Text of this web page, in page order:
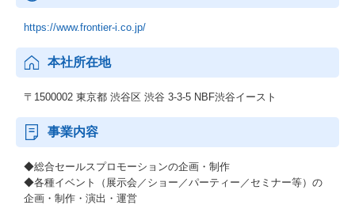
https://www.frontier-i.co.jp/
本社所在地
〒1500002 東京都 渋谷区 渋谷 3-3-5 NBF渋谷イースト
事業内容
◆総合セールスプロモーションの企画・制作
◆各種イベント（展示会／ショー／パーティー／セミナー等）の
企画・制作・演出・運営